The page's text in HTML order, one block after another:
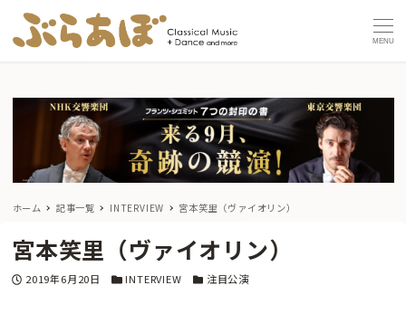
MENU
ホーム 記事一覧 INTERVIEW 宮本笑里（ヴァイオリン）
宮本笑里（ヴァイオリン）
投稿日
2019年6月20日 カテゴリー
INTERVIEW カテゴリー
注目公演